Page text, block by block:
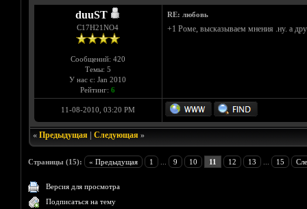
duuST
С17H21NO4
Сообщений: 420
Темы: 5
У нас с: Jan 2010
Рейтинг: 6
RE: любовь
+1 Роме, высказываем мнения .ну. а
11-08-2010, 03:20 PM
« Предыдущая| Следующая»
Страницы (15): « Предыдущая 1 9 10 11 12 13 15
Версия для просмотра
Подписаться на тему